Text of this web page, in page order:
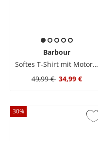
Barbour
Softes T-Shirt mit Motorad-Motiv
49,99 € 34,99 €
30%